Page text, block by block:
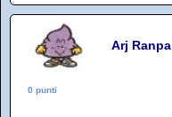
Arj Ranpa
0 punti